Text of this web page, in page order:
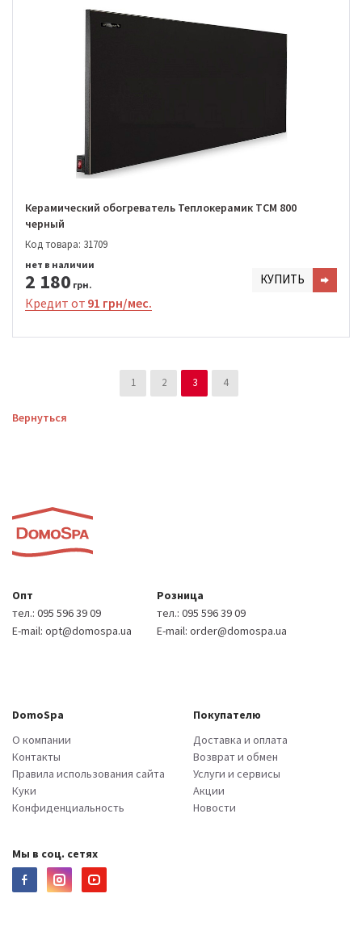
Керамический обогреватель Теплокерамик TCM 800
черный
Код товара: 31709
2 180 грн.
нет в наличии
КУПИТЬ
Кредит от 91 грн/мес.
1 2 3 4
Вернуться
Опт
тел.: 095 596 39 09
E-mail: opt@domospa.ua
Розница
тел.: 095 596 39 09
E-mail: order@domospa.ua
DomoSpa
О компании
Контакты
Правила использования сайта
Куки
Конфиденциальность
Покупателю
Доставка и оплата
Возврат и обмен
Услуги и сервисы
Акции
Новости
Мы в соц. сетях